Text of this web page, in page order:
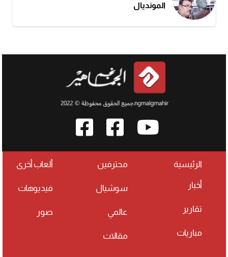
المونديال
الرئيسية
أخبار
تقارير
مباريات
محترفين
سوشيال
عالمي
مقالات
ألعاب أخرى
فيديوهات
صور